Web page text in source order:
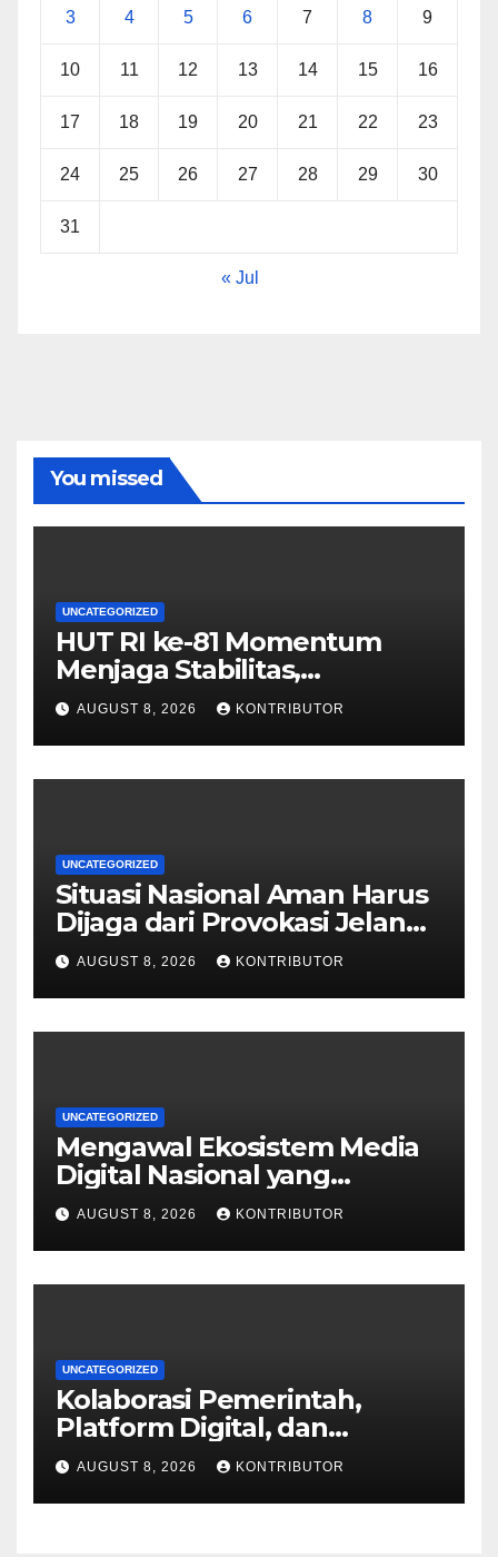
3 4 5 6 7 8 9
10 11 12 13 14 15 16
17 18 19 20 21 22 23
24 25 26 27 28 29 30
31
« Jul
You missed
UNCATEGORIZED
HUT RI ke-81 Momentum
Menjaga Stabilitas,
Keamanan, dan Optimisme
AUGUST 8, 2026 KONTRIBUTOR
UNCATEGORIZED
Situasi Nasional Aman Harus
Dijaga dari Provokasi Jelang
HUT ke-81 RI
AUGUST 8, 2026 KONTRIBUTOR
UNCATEGORIZED
Mengawal Ekosistem Media
Digital Nasional yang
Tangguh Hadapi Disrupsi AI
AUGUST 8, 2026 KONTRIBUTOR
UNCATEGORIZED
Kolaborasi Pemerintah,
Platform Digital, dan
Perusahaan Pers Hadapi
Disrupsi
AUGUST 8, 2026 KONTRIBUTOR